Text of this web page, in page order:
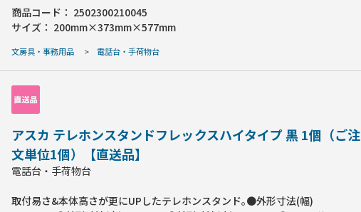
回転:360°●材質:ABS､スチール●注意事項:取付可能天板:厚20~60mm､奥
70mm以上●フリークランプ●製造国:中国
商品コード： 2502300210045
サイズ： 200mm×373mm×577mm
文房具・事務用品 > 電話台・手荷物台
アスカ テレホンスタンドフレックスハイタイプ 黒 1個（ご注
文単位1個）【直送品】
電話台・手荷物台
取付易さ&本体高さが更にUPしたテレホンスタンド｡●外形寸法(幅)